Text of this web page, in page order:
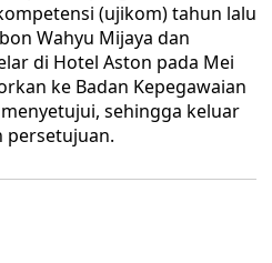
(ujikom) tahun lalu
Wahyu Mijaya dan
di Hotel Aston pada Mei
ke Badan Kepegawaian
sehingga keluar
persetujuan.